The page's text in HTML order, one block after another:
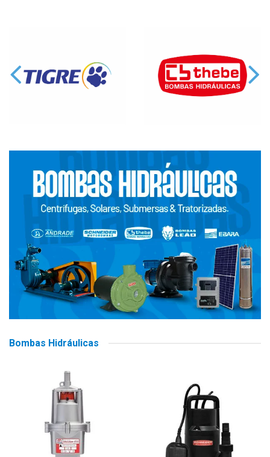
Bombas Hidráulicas